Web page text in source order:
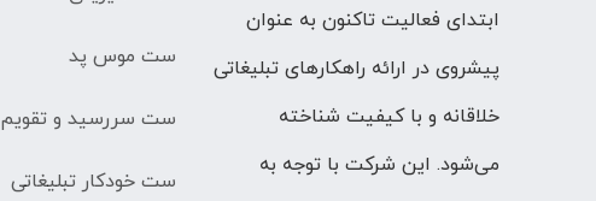
ابتدای فعالیت تاکنون به عنوان
پیشروی در ارائه راهکارهای تبلیغاتی
خلاقانه و با کیفیت شناخته
می‌شود. این شرکت با توجه به
ست موس پد
ست سررسید و تقویم
ست خودکار تبلیغاتی